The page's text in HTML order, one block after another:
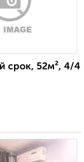
срок, 52м², 4/4